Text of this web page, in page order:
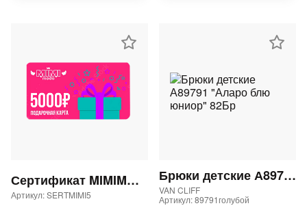
Сертификат MIMIMODA 5000 р.
Артикул: SERTMIMI5
Брюки детские А89791 "Аларо блю юниор" 82Бр
VAN CLIFF
Артикул: 89791голубой